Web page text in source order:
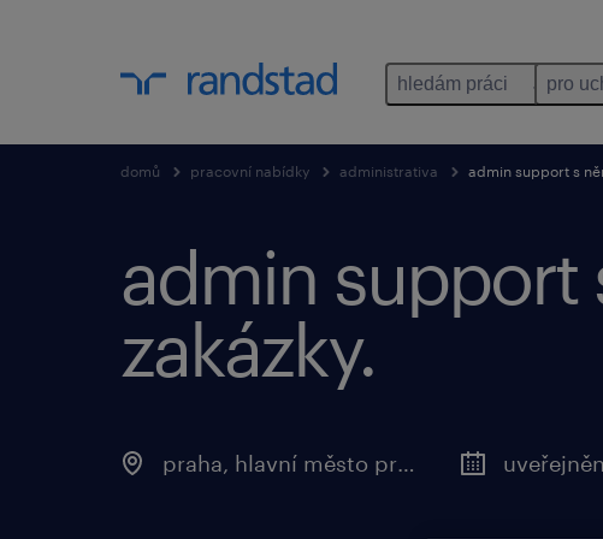
hledám práci pro
domů pracovní nabídky administrativa admin support s
admin support
zakázky.
praha, hlavní město praha